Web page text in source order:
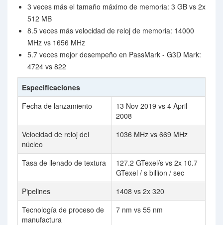
3 veces más el tamaño máximo de memoria: 3 GB vs 2x
512 MB
8.5 veces más velocidad de reloj de memoria: 14000
MHz vs 1656 MHz
5.7 veces mejor desempeño en PassMark - G3D Mark:
4724 vs 822
Especificaciones
Fecha de lanzamiento
13 Nov 2019 vs 4 April
2008
Velocidad de reloj del
núcleo
1036 MHz vs 669 MHz
Tasa de llenado de textura
127.2 GTexel/s vs 2x 10.7
GTexel / s billion / sec
Pipelines
1408 vs 2x 320
Tecnología de proceso de
manufactura
7 nm vs 55 nm